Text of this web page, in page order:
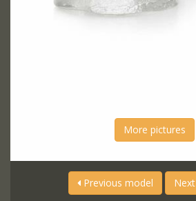
More pictures
Previous model